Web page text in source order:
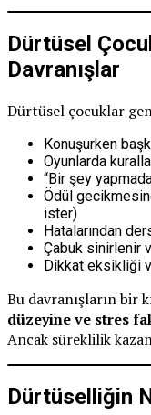
Dürtüsel
Davranışlar
Dürtüsel çocuklar
Konuşurken
Oyunlarda
“Bir şey
Ödül
ister)
Hatalarından
Çabuk sinirlenir
Dikkat eksikliği
Bu davranışların bir
düzeyine ve stres
Ancak süreklilik
Dürtüselliğin